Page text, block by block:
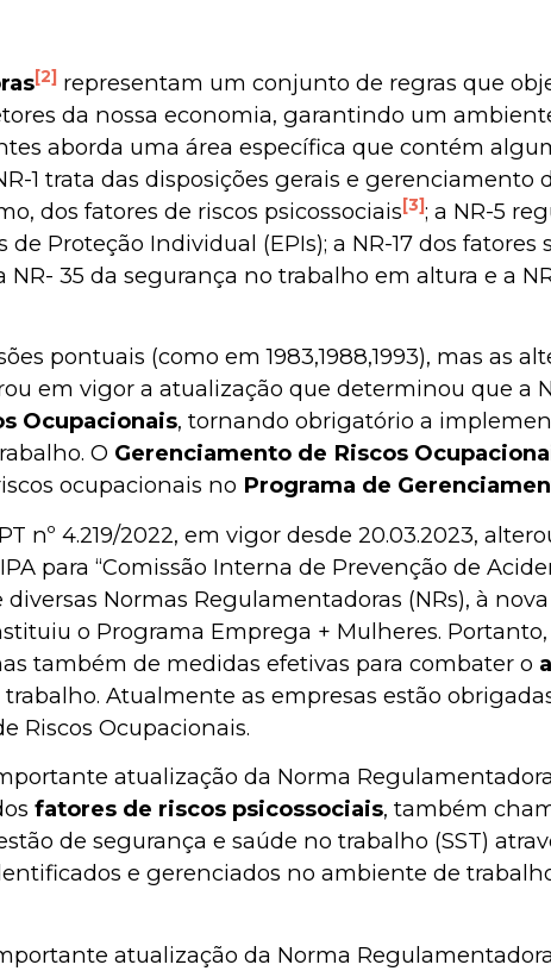
[2] representam um conjunto de regras que
da nossa economia, garantindo um
aborda uma área específica que contém
1 trata das disposições gerais e gerenciamento
dos fatores de riscos psicossociais [3]; a NR-5
Proteção Individual (EPIs); a NR-17 dos
35 da segurança no trabalho em altura e a
pontuais (como em 1983,1988,1993), mas as
em vigor a atualização que determinou que a
Ocupacionais, tornando obrigatório a
O Gerenciamento de Riscos
ocupacionais no Programa de
nº 4.219/2022, em vigor desde 20.03.2023,
para “Comissão Interna de Prevenção de
Normas Regulamentadoras (NRs), à nova
o Programa Emprega + Mulheres.
também de medidas efetivas para combater o
Atualmente as empresas estão
Riscos Ocupacionais.
atualização da Norma
fatores de riscos psicossociais, também
de segurança e saúde no trabalho (SST)
e gerenciados no ambiente de
atualização da Norma